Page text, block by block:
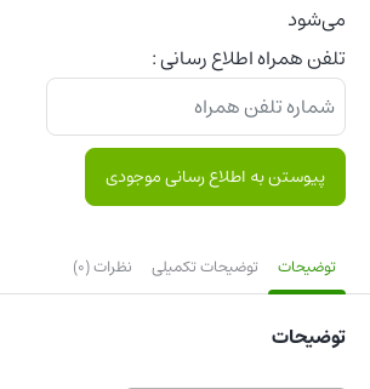
می‌شود
تلفن همراه اطلاع رسانی :
پیوستن به اطلاع رسانی موجودی
توضیحات توضیحات تکمیلی نظرات (0)
توضیحات